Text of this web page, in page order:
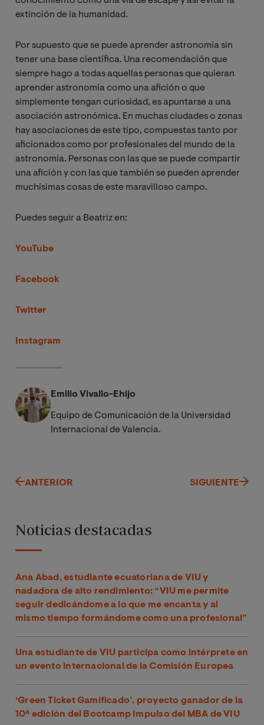
extinción de la humanidad.
Por supuesto que se puede aprender astronomía sin
tener una base científica. Una recomendación que
siempre hago a todas aquellas personas que quieran
aprender astronomía como una afición o que
simplemente tengan curiosidad, es apuntarse a una
asociación astronómica. En muchas ciudades o zonas
hay asociaciones de este tipo, compuestas tanto por
aficionados como por profesionales del mundo de la
astronomía. Personas con las que se puede compartir
una afición y con las que también se pueden aprender
muchísimas cosas de este maravilloso campo.
Puedes seguir a Beatriz en:
YouTube
Facebook
Twitter
Instagram
Emilio Vivallo-Ehijo
Equipo de Comunicación de la Universidad
Internacional de Valencia.
ANTERIOR SIGUIENTE
Noticias destacadas
Ana Abad, estudiante ecuatoriana de VIU y
nadadora de alto rendimiento: “VIU me permite
seguir dedicándome a lo que me encanta y al
mismo tiempo formándome como una profesional”
Una estudiante de VIU participa como intérprete en
un evento internacional de la Comisión Europea
‘Green Ticket Gamificado’, proyecto ganador de la
10ª edición del Bootcamp Impulso del MBA de VIU